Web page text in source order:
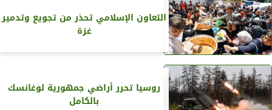
التعاون الإسلامي تحذر من تجويع وتدمير
غزة
روسيا تحرر أراضي جمهورية لوغانسك
بالكامل